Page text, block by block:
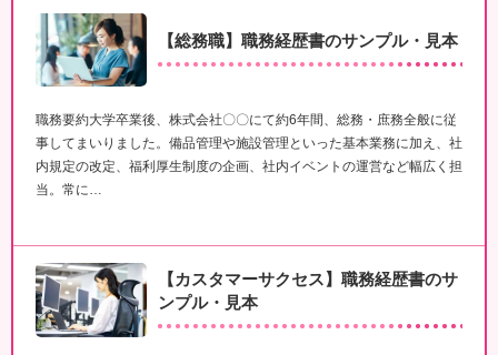
【総務職】職務経歴書のサンプル・見本
職務要約大学卒業後、株式会社〇〇にて約6年間、総務・庶務全般に従
事してまいりました。備品管理や施設管理といった基本業務に加え、社
内規定の改定、福利厚生制度の企画、社内イベントの運営など幅広く担
当。常に…
【カスタマーサクセス】職務経歴書のサ
ンプル・見本